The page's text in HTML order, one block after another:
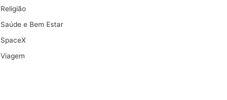
Religião
Saúde e Bem Estar
SpaceX
Viagem